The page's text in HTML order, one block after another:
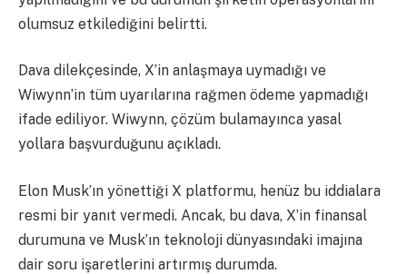
olumsuz etkilediğini belirtti.
Dava dilekçesinde, X’in anlaşmaya uymadığı ve
Wiwynn’in tüm uyarılarına rağmen ödeme yapmadığı
ifade ediliyor. Wiwynn, çözüm bulamayınca yasal
yollara başvurduğunu açıkladı.
Elon Musk’ın yönettiği X platformu, henüz bu iddialara
resmi bir yanıt vermedi. Ancak, bu dava, X’in finansal
durumuna ve Musk’ın teknoloji dünyasındaki imajına
dair soru işaretlerini artırmış durumda.